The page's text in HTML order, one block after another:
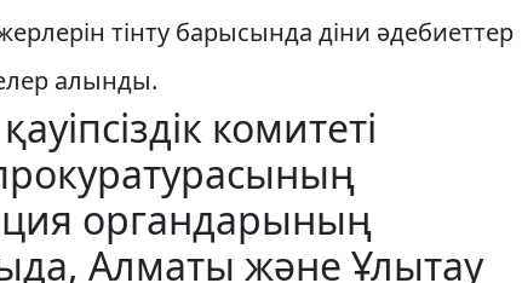
тінту барысында діни әдебиеттер
алынды.
комитеті
органдарының
Алматы және Ұлытау